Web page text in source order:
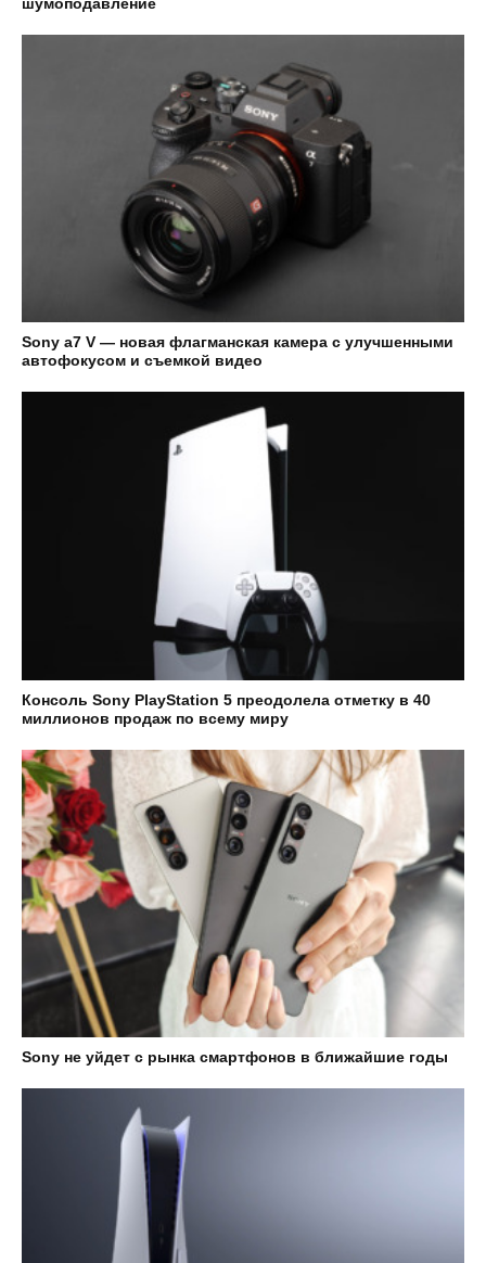
Sony а7 V — новая флагманская камера с улучшенными
автофокусом и съемкой видео
Консоль Sony PlayStation 5 преодолела отметку в 40
миллионов продаж по всему миру
Sony не уйдет с рынка смартфонов в ближайшие годы